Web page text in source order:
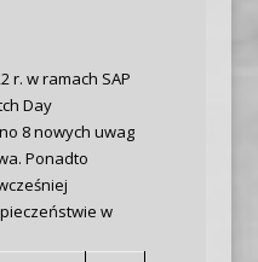
r. w ramach SAP
Day
8 nowych uwag
Ponadto
w